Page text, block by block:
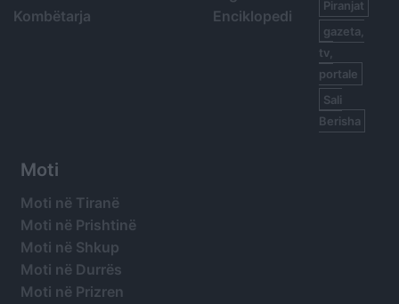
Kombëtarja
Enciklopedi
Piranjat
gazeta,
tv,
portale
Sali
Berisha
Moti
Moti në Tiranë
Moti në Prishtinë
Moti në Shkup
Moti në Durrës
Moti në Prizren